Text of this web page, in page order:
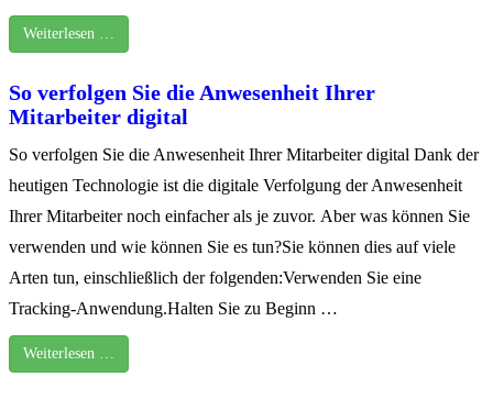
Weiterlesen …
So verfolgen Sie die Anwesenheit Ihrer
Mitarbeiter digital
So verfolgen Sie die Anwesenheit Ihrer Mitarbeiter digital Dank der
heutigen Technologie ist die digitale Verfolgung der Anwesenheit
Ihrer Mitarbeiter noch einfacher als je zuvor. Aber was können Sie
verwenden und wie können Sie es tun?Sie können dies auf viele
Arten tun, einschließlich der folgenden:Verwenden Sie eine
Tracking-Anwendung.Halten Sie zu Beginn …
Weiterlesen …